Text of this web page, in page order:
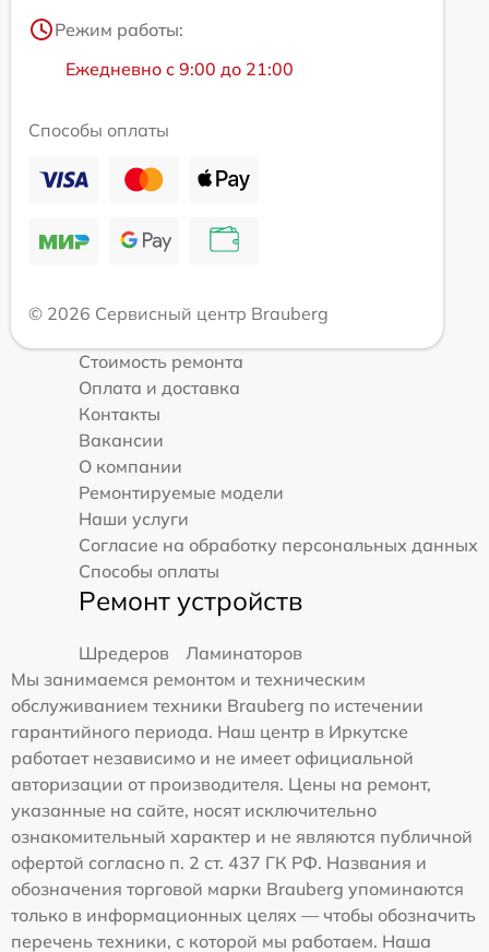
Режим работы:
Ежедневно с 9:00 до 21:00
Способы оплаты
© 2026 Сервисный центр Brauberg
Стоимость ремонта
Оплата и доставка
Контакты
Вакансии
О компании
Ремонтируемые модели
Наши услуги
Согласие на обработку персональных данных
Способы оплаты
Ремонт устройств
Шредеров
Ламинаторов
Мы занимаемся ремонтом и техническим
обслуживанием техники Brauberg по истечении
гарантийного периода. Наш центр в Иркутске
работает независимо и не имеет официальной
авторизации от производителя. Цены на ремонт,
указанные на сайте, носят исключительно
ознакомительный характер и не являются публичной
офертой согласно п. 2 ст. 437 ГК РФ. Названия и
обозначения торговой марки Brauberg упоминаются
только в информационных целях — чтобы обозначить
перечень техники, с которой мы работаем. Наша